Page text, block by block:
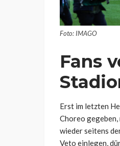
Foto: IMAGO
Fans
Erst im letzten
Choreo gegeben,
wieder seitens
Veto einlegen,